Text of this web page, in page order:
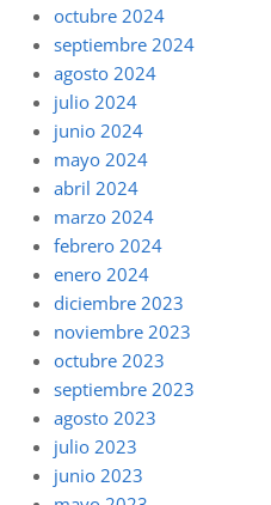
octubre 2024
septiembre 2024
agosto 2024
julio 2024
junio 2024
mayo 2024
abril 2024
marzo 2024
febrero 2024
enero 2024
diciembre 2023
noviembre 2023
octubre 2023
septiembre 2023
agosto 2023
julio 2023
junio 2023